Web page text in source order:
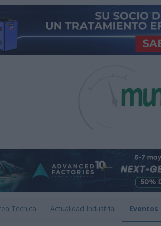
Técnica Actualidad Industrial